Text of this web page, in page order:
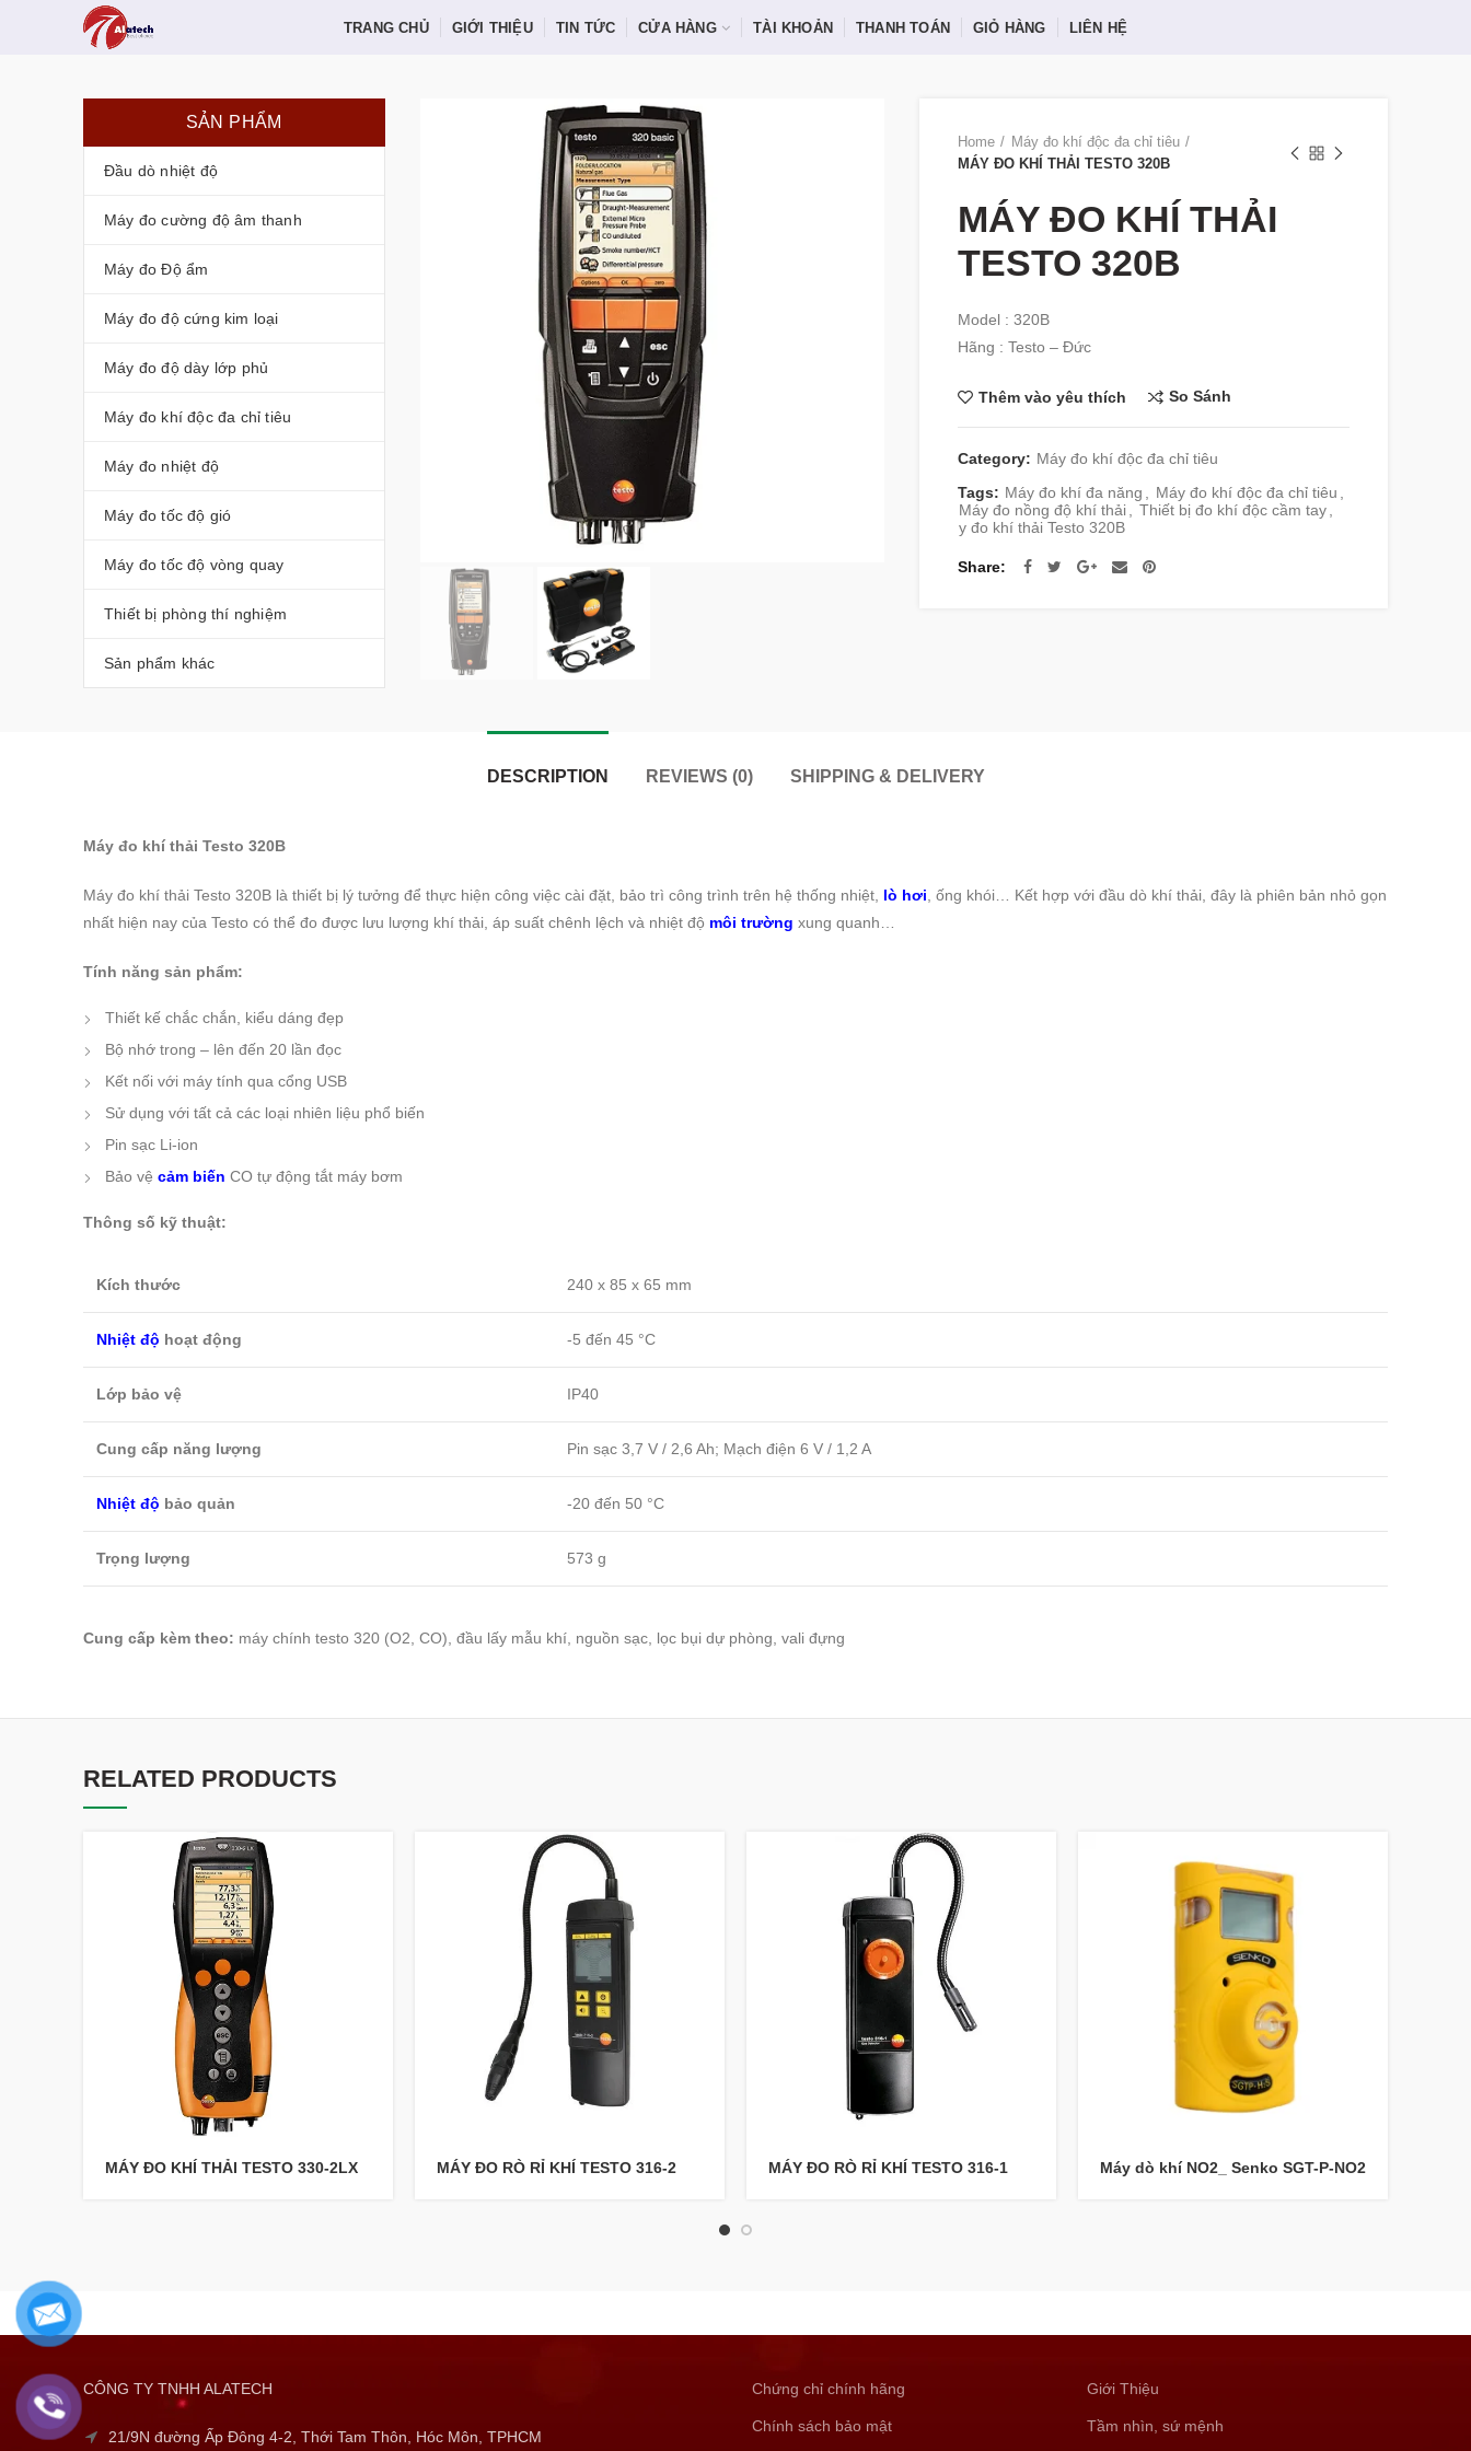
TRANG CHỦ GIỚI THIỆU TIN TỨC CỬA HÀNG TÀI KHOẢN THANH TOÁN GIỎ HÀNG LIÊN HỆ
Home
Máy đo khí độc đa chỉ tiêu
MÁY ĐO KHÍ THẢI TESTO 320B
MÁY ĐO KHÍ THẢI
TESTO 320B
Model : 320B
Hãng : Testo – Đức
Thêm vào yêu thích So Sánh
Category: Máy đo khí độc đa chỉ tiêu
Tags: Máy đo khí đa năng , Máy đo khí độc đa chỉ tiêu ,
Máy đo nồng độ khí thải , Thiết bị đo khí độc cầm tay ,
y đo khí thải Testo 320B
Share
SẢN PHẨM
Đầu dò nhiệt độ
Máy đo cường độ âm thanh
Máy đo Độ ẩm
Máy đo độ cứng kim loại
Máy đo độ dày lớp phủ
Máy đo khí độc đa chỉ tiêu
Máy đo nhiệt độ
Máy đo tốc độ gió
Máy đo tốc độ vòng quay
Thiết bị phòng thí nghiệm
Sản phẩm khác
DESCRIPTION REVIEWS (0) SHIPPING & DELIVERY
Máy đo khí thải Testo 320B
Máy đo khí thải Testo 320B là thiết bị lý tưởng để thực hiện công việc cài đặt, bảo trì công trình trên hệ thống nhiệt, lò hơi , ống khói… Kết hợp với đầu dò khí thải, đây là phiên bản nhỏ gọn
nhất hiện nay của Testo có thể đo được lưu lượng khí thải, áp suất chênh lệch và nhiệt độ môi trường xung quanh…
Tính năng sản phẩm:
Thiết kế chắc chắn, kiểu dáng đẹp
Bộ nhớ trong – lên đến 20 lần đọc
Kết nối với máy tính qua cổng USB
Sử dụng với tất cả các loại nhiên liệu phổ biến
Pin sạc Li-ion
Bảo vệ cảm biến CO tự động tắt máy bơm
Thông số kỹ thuật:
Kích thước 240 x 85 x 65 mm
Nhiệt độ hoạt động -5 đến 45 °C
Lớp bảo vệ IP40
Cung cấp năng lượng Pin sạc 3,7 V / 2,6 Ah; Mạch điện 6 V / 1,2 A
Nhiệt độ bảo quản -20 đến 50 °C
Trọng lượng 573 g
Cung cấp kèm theo: máy chính testo 320 (O2, CO), đầu lấy mẫu khí, nguồn sạc, lọc bụi dự phòng, vali đựng
RELATED PRODUCTS
MÁY ĐO KHÍ THẢI TESTO 330-2LX MÁY ĐO RÒ RỈ KHÍ TESTO 316-2 MÁY ĐO RÒ RỈ KHÍ TESTO 316-1 Máy dò khí NO2_ Senko SGT-P-NO2
CÔNG TY TNHH ALATECH
21/9N đường Ấp Đông 4-2, Thới Tam Thôn, Hóc Môn, TPHCM
Chứng chỉ chính hãng
Chính sách bảo mật
Giới Thiệu
Tầm nhìn, sứ mệnh